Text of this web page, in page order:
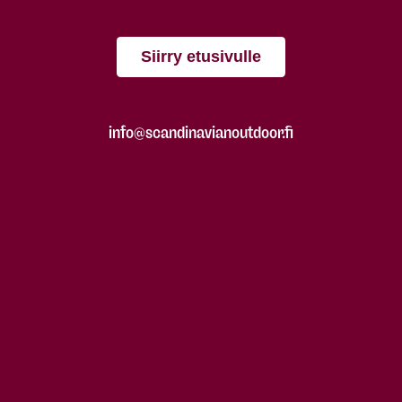
Siirry etusivulle
info@scandinavianoutdoor.fi